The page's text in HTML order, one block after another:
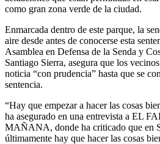
como gran zona verde de la ciudad.
Enmarcada dentro de este parque, la
aire desde antes de conocerse esta
Asamblea en Defensa de la Senda y
Santiago Sierra, asegura que los
noticia “con prudencia” hasta que se
sentencia.
“Hay que empezar a hacer las cosas
ha asegurado en una entrevista a EL
MAÑANA, donde ha criticado que en
últimamente hay que hacer las cosas